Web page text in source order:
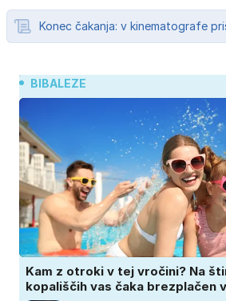
Konec čakanja: v kinematografe
BIBALEZE
Kam z otroki v tej vročini? Na
kopališčih vas čaka brezplačen